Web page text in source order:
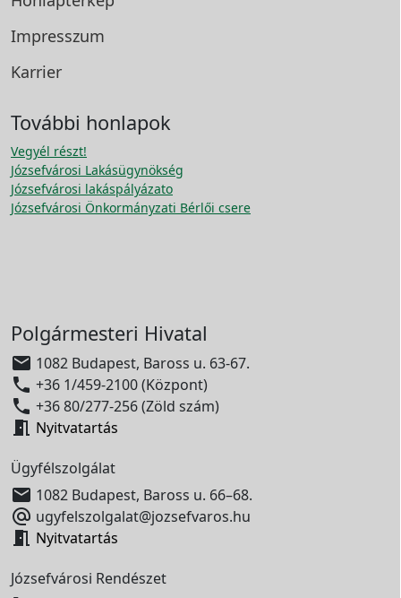
Impresszum
Karrier
További honlapok
Vegyél részt!
Józsefvárosi Lakásügynökség
Józsefvárosi lakáspályázato
Józsefvárosi Önkormányzati Bérlői csere
Polgármesteri Hivatal
 1082 Budapest, Baross u. 63-67.
 +36 1/459-2100 (Központ)
 +36 80/277-256 (Zöld szám)
 Nyitvatartás
Ügyfélszolgálat
 1082 Budapest, Baross u. 66–68.
 ugyfelszolgalat@jozsefvaros.hu
 Nyitvatartás
Józsefvárosi Rendészet